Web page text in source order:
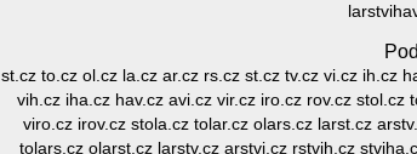
st.cz to.cz ol.cz la.cz ar.cz rs.cz st.cz tv.cz vi.cz ih.cz
vih.cz iha.cz hav.cz avi.cz vir.cz iro.cz rov.cz
viro.cz irov.cz stola.cz tolar.cz olars.cz larst.cz
tolars.cz olarst.cz larstv.cz arstvi.cz rstvih.cz